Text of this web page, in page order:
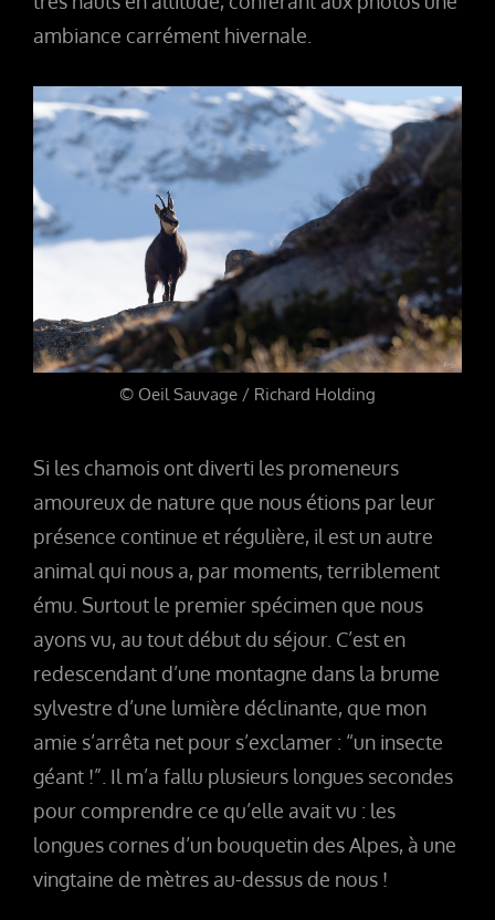
ambiance carrément hivernale.
© Oeil Sauvage / Richard Holding
Si les chamois ont diverti les promeneurs
amoureux de nature que nous étions par leur
présence continue et régulière, il est un autre
animal qui nous a, par moments, terriblement
ému. Surtout le premier spécimen que nous
ayons vu, au tout début du séjour. C’est en
redescendant d’une montagne dans la brume
sylvestre d’une lumière déclinante, que mon
amie s’arrêta net pour s’exclamer : “un insecte
géant !”. Il m’a fallu plusieurs longues secondes
pour comprendre ce qu’elle avait vu : les
longues cornes d’un bouquetin des Alpes, à une
vingtaine de mètres au-dessus de nous !